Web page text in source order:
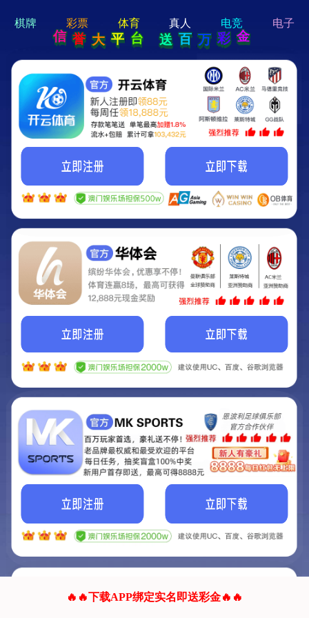
hi 💗
Hey Guys!
我们即将上线啦...
我们的网站正在建设.
它将是非常棒的网站.
联系我们!